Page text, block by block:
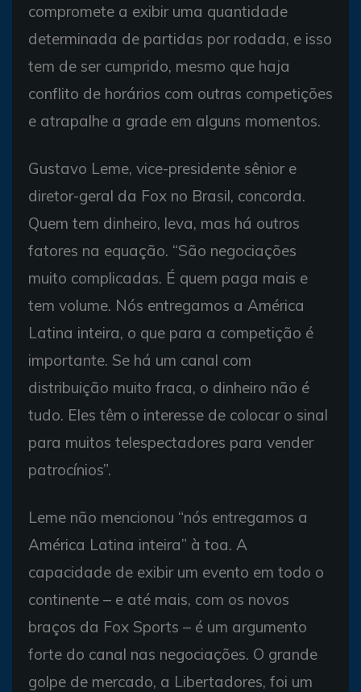
compromete a exibir uma quantidade
determinada de partidas por rodada, e isso
tem de ser cumprido, mesmo que haja
conflito de horários com outras competições
e atrapalhe a grade em alguns momentos.
Gustavo Leme, vice-presidente sênior e
diretor-geral da Fox no Brasil, concorda.
Quem tem dinheiro, leva, mas há outros
fatores na equação. “São negociações
muito complicadas. É quem paga mais e
tem volume. Nós entregamos a América
Latina inteira, o que para a competição é
importante. Se há um canal com
distribuição muito fraca, o dinheiro não é
tudo. Eles têm o interesse de colocar o sinal
para muitos telespectadores para vender
patrocínios”.
Leme não mencionou “nós entregamos a
América Latina inteira” à toa. A
capacidade de exibir um evento em todo o
continente – e até mais, com os novos
braços da Fox Sports – é um argumento
forte do canal nas negociações. O grande
golpe de mercado, a Libertadores, foi um